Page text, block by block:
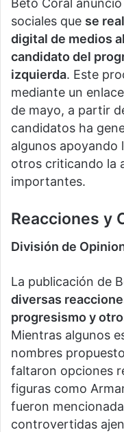
Beto Coral
sociales que se
digital de medios
candidato del
izquierda. Este
mediante un
de mayo, a partir
candidatos ha
algunos apoyando
otros criticando la
importantes.
Reacciones y
División de
La publicación de
diversas
progresismo y
Mientras algunos
nombres
faltaron opciones
figuras como
fueron
controvertidas